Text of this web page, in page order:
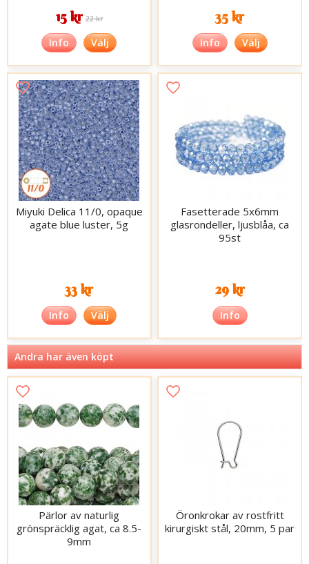
15 kr 22 kr
Info Välj
35 kr
Info Välj
Miyuki Delica 11/0, opaque
agate blue luster, 5g
33 kr
Info Välj
Fasetterade 5x6mm
glasrondeller, ljusblåa, ca
95st
29 kr
Info
Andra har även köpt
Pärlor av naturlig
grönspräcklig agat, ca 8.5-
9mm
Öronkrokar av rostfritt
kirurgiskt stål, 20mm, 5 par